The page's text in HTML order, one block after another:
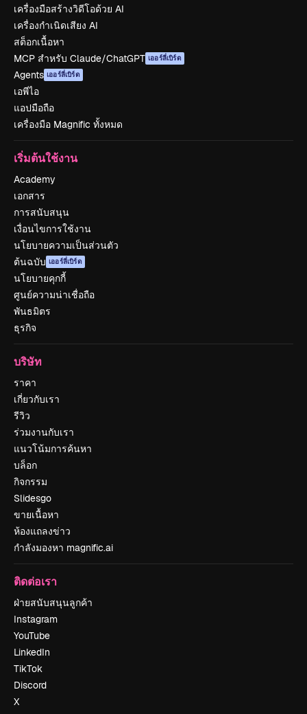
เครื่องมือสร้างวิดีโอด้วย AI
เครื่องกำเนิดเสียง AI
สต็อกเนื้อหา
MCP สำหรับ Claude/ChatGPT เออร์ลี่เบิร์ด
Agents เออร์ลี่เบิร์ด
เอพีไอ
แอปมือถือ
เครื่องมือ Magnific ทั้งหมด
เริ่มต้นใช้งาน
Academy
เอกสาร
การสนับสนุน
เงื่อนไขการใช้งาน
นโยบายความเป็นส่วนตัว
ต้นฉบับ เออร์ลี่เบิร์ด
นโยบายคุกกี้
ศูนย์ความน่าเชื่อถือ
พันธมิตร
ธุรกิจ
บริษัท
ราคา
เกี่ยวกับเรา
รีวิว
ร่วมงานกับเรา
แนวโน้มการค้นหา
บล็อก
กิจกรรม
Slidesgo
ขายเนื้อหา
ห้องแถลงข่าว
กำลังมองหา magnific.ai
ติดต่อเรา
ฝ่ายสนับสนุนลูกค้า
Instagram
YouTube
LinkedIn
TikTok
Discord
X